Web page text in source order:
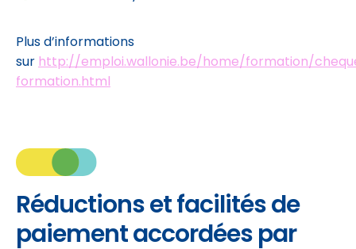
Plus d’informations
sur http://emploi.wallonie.be/home/formation/
formation.html
Réductions et facilités de
paiement accordées par